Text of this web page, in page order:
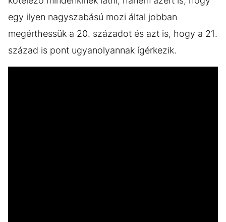
egy ilyen nagyszabású mozi által jobban
megérthessük a 20. századot és azt is, hogy a 21.
század is pont ugyanolyannak ígérkezik.